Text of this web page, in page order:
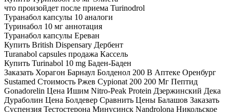
что произойдет после приема Turinodrol
Туранабол капсулы 10 аналоги
Туринабол 10 мг аннотация
Туранабол капсулы Ереван
Купить British Dispensary Дербент
Turanabol capsules продажа Кассель
Купить Turinabol 10 mg Баден-Баден
Заказать Хорагон Барнаул Болденол 200 В Аптеке Оренбург
Sustamed Стоимость Ржев Cypionat 200 200 Мг Пептид
Gonadorelin Цена Ишим Nitro-Peak Protein Дзержинский Дека
Дураболин Цена Болдевер Сравнить Цены Балашов Заказать
Суспензия Тестостерона Минусинск Nandrolona Никольское